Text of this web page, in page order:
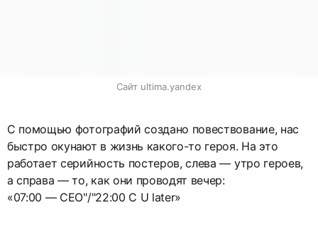
Сайт ultima.yandex
С помощью фотографий создано повествование, нас
быстро окунают в жизнь какого-то героя. На это
работает серийность постеров, слева — утро героев,
а справа — то, как они проводят вечер:
«07:00 — CEO"/"22:00 C U later»